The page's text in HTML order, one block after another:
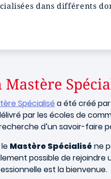
dans différents
Spécialiséa été créé par
par les écoles de
d’un savoir-faire
Mastère Spécialisé ne
possible de
est la bienvenue.